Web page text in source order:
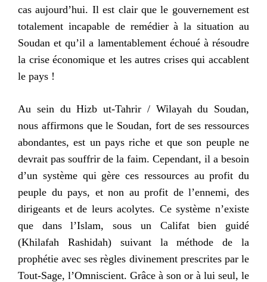
cas aujourd’hui. Il est clair que le gouvernement est
totalement incapable de remédier à la situation au
Soudan et qu’il a lamentablement échoué à résoudre
la crise économique et les autres crises qui accablent
le pays !
Au sein du Hizb ut-Tahrir / Wilayah du Soudan,
nous affirmons que le Soudan, fort de ses ressources
abondantes, est un pays riche et que son peuple ne
devrait pas souffrir de la faim. Cependant, il a besoin
d’un système qui gère ces ressources au profit du
peuple du pays, et non au profit de l’ennemi, des
dirigeants et de leurs acolytes. Ce système n’existe
que dans l’Islam, sous un Califat bien guidé
(Khilafah Rashidah) suivant la méthode de la
prophétie avec ses règles divinement prescrites par le
Tout-Sage, l’Omniscient. Grâce à son or à lui seul, le